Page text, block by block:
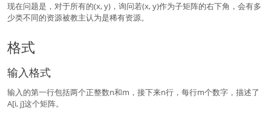
现在问题是，对于所有的(x, y)，询问若(x, y)作为子矩阵的右下角，会有多
少类不同的资源被教主认为是稀有资源。
格式
输入格式
输入的第一行包括两个正整数n和m，接下来n行，每行m个数字，描述了
A[i, j]这个矩阵。